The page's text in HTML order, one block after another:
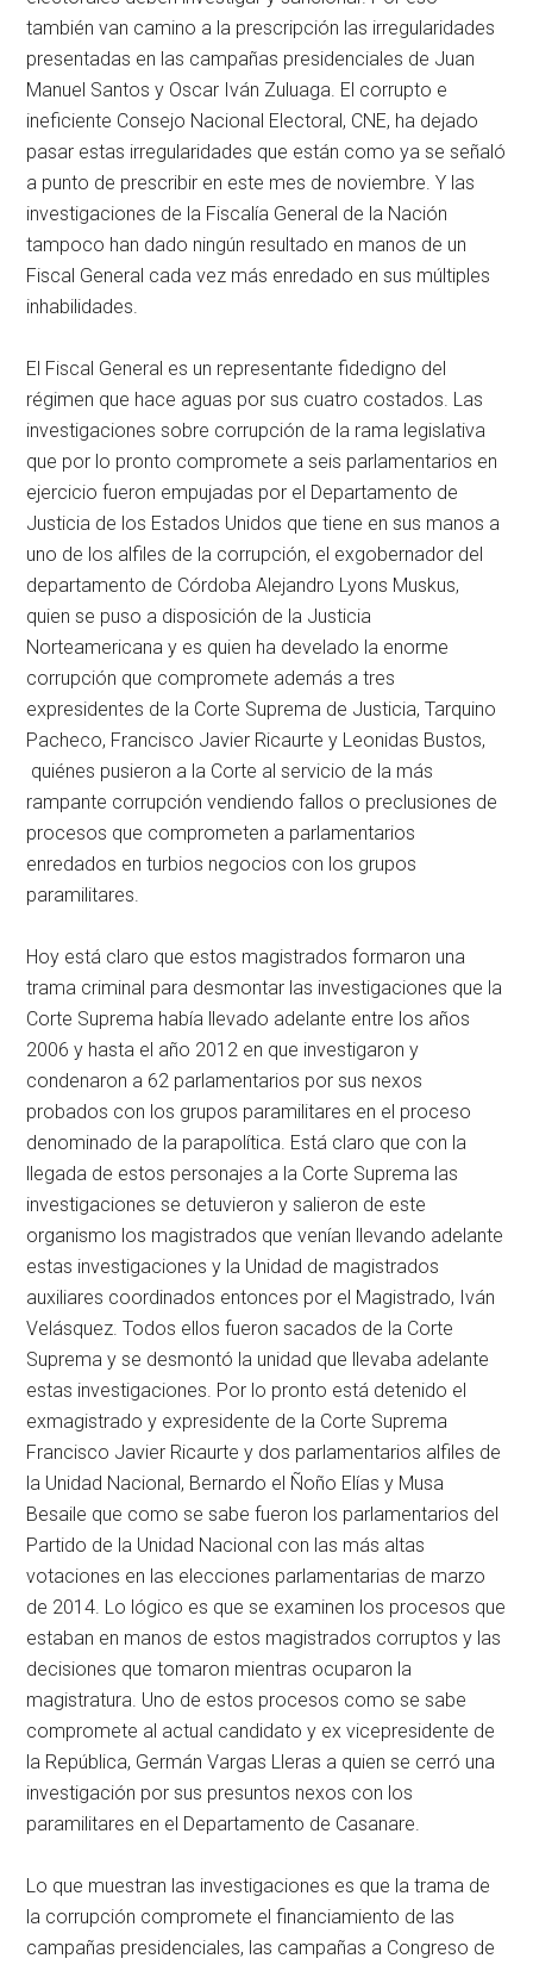
también van camino a la prescripción las irregularidades
presentadas en las campañas presidenciales de Juan
Manuel Santos y Oscar Iván Zuluaga. El corrupto e
ineficiente Consejo Nacional Electoral, CNE, ha dejado
pasar estas irregularidades que están como ya se señaló
a punto de prescribir en este mes de noviembre. Y las
investigaciones de la Fiscalía General de la Nación
tampoco han dado ningún resultado en manos de un
Fiscal General cada vez más enredado en sus múltiples
inhabilidades.
El Fiscal General es un representante fidedigno del
régimen que hace aguas por sus cuatro costados. Las
investigaciones sobre corrupción de la rama legislativa
que por lo pronto compromete a seis parlamentarios en
ejercicio fueron empujadas por el Departamento de
Justicia de los Estados Unidos que tiene en sus manos a
uno de los alfiles de la corrupción, el exgobernador del
departamento de Córdoba Alejandro Lyons Muskus,
quien se puso a disposición de la Justicia
Norteamericana y es quien ha develado la enorme
corrupción que compromete además a tres
expresidentes de la Corte Suprema de Justicia, Tarquino
Pacheco, Francisco Javier Ricaurte y Leonidas Bustos,
quiénes pusieron a la Corte al servicio de la más
rampante corrupción vendiendo fallos o preclusiones de
procesos que comprometen a parlamentarios
enredados en turbios negocios con los grupos
paramilitares.
Hoy está claro que estos magistrados formaron una
trama criminal para desmontar las investigaciones que la
Corte Suprema había llevado adelante entre los años
2006 y hasta el año 2012 en que investigaron y
condenaron a 62 parlamentarios por sus nexos
probados con los grupos paramilitares en el proceso
denominado de la parapolítica. Está claro que con la
llegada de estos personajes a la Corte Suprema las
investigaciones se detuvieron y salieron de este
organismo los magistrados que venían llevando adelante
estas investigaciones y la Unidad de magistrados
auxiliares coordinados entonces por el Magistrado, Iván
Velásquez. Todos ellos fueron sacados de la Corte
Suprema y se desmontó la unidad que llevaba adelante
estas investigaciones. Por lo pronto está detenido el
exmagistrado y expresidente de la Corte Suprema
Francisco Javier Ricaurte y dos parlamentarios alfiles de
la Unidad Nacional, Bernardo el Ñoño Elías y Musa
Besaile que como se sabe fueron los parlamentarios del
Partido de la Unidad Nacional con las más altas
votaciones en las elecciones parlamentarias de marzo
de 2014. Lo lógico es que se examinen los procesos que
estaban en manos de estos magistrados corruptos y las
decisiones que tomaron mientras ocuparon la
magistratura. Uno de estos procesos como se sabe
compromete al actual candidato y ex vicepresidente de
la República, Germán Vargas Lleras a quien se cerró una
investigación por sus presuntos nexos con los
paramilitares en el Departamento de Casanare.
Lo que muestran las investigaciones es que la trama de
la corrupción compromete el financiamiento de las
campañas presidenciales, las campañas a Congreso de